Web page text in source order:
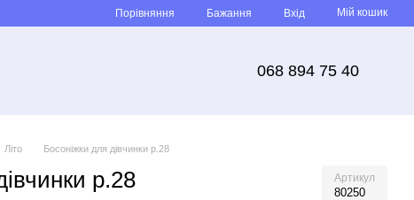
Порівняння Бажання Вхід Мій кошик
068 894 75 40
Літо Босоніжки для дівчинки р.28
р.28 Артикул
80250